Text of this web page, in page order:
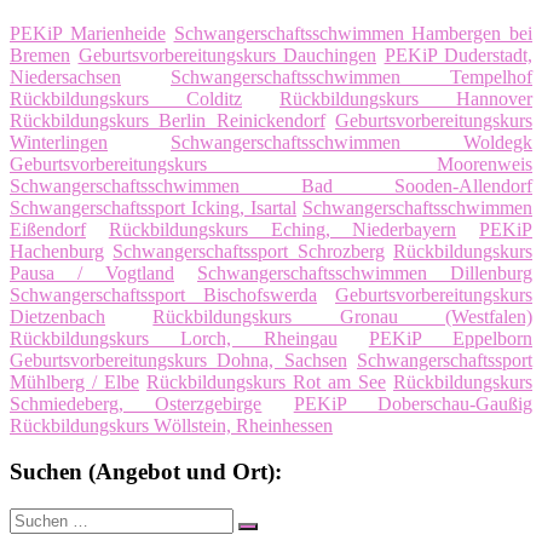
PEKiP Marienheide Schwangerschaftsschwimmen Hambergen bei
Bremen Geburtsvorbereitungskurs Dauchingen PEKiP Duderstadt,
Niedersachsen
Schwangerschaftsschwimmen Tempelhof
Rückbildungskurs Colditz
Rückbildungskurs Hannover
Rückbildungskurs Berlin Reinickendorf Geburtsvorbereitungskurs
Winterlingen
Schwangerschaftsschwimmen Woldegk
Geburtsvorbereitungskurs Moorenweis
Schwangerschaftsschwimmen Bad Sooden-Allendorf
Schwangerschaftssport Icking, Isartal Schwangerschaftsschwimmen
Eißendorf
Rückbildungskurs Eching, Niederbayern
PEKiP
Hachenburg Schwangerschaftssport Schrozberg Rückbildungskurs
Pausa / Vogtland
Schwangerschaftsschwimmen Dillenburg
Schwangerschaftssport Bischofswerda
Geburtsvorbereitungskurs
Dietzenbach
Rückbildungskurs Gronau (Westfalen)
Rückbildungskurs Lorch, Rheingau
PEKiP Eppelborn
Geburtsvorbereitungskurs Dohna, Sachsen Schwangerschaftssport
Mühlberg / Elbe Rückbildungskurs Rot am See Rückbildungskurs
Schmiedeberg, Osterzgebirge
PEKiP Doberschau-Gaußig
Rückbildungskurs Wöllstein, Rheinhessen
Suchen (Angebot und Ort):
Suche
nach:
Suchen